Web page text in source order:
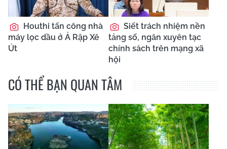
Houthi tấn công nhà
máy lọc dầu ở Ả Rập Xê
Út
Siết trách nhiệm nền
tảng số, ngăn xuyên tạc
chính sách trên mạng xã
hội
CÓ THỂ BẠN QUAN TÂM